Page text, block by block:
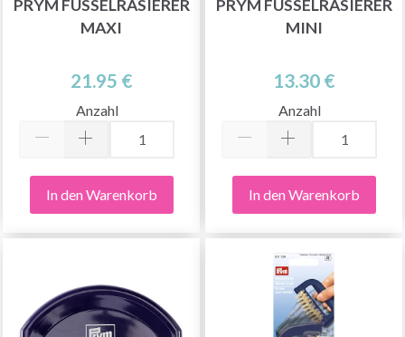
PRYM FUSSELRASIERER
MAXI
21.95 €
Anzahl
In den Warenkorb
PRYM FUSSELRASIERER
MINI
13.30 €
Anzahl
In den Warenkorb